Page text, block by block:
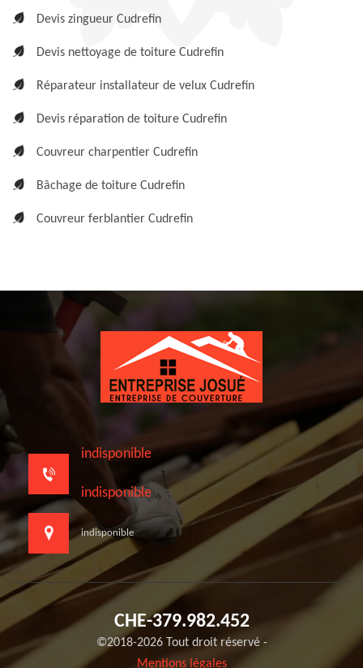
Devis zingueur Cudrefin
Devis nettoyage de toiture Cudrefin
Réparateur installateur de velux Cudrefin
Devis réparation de toiture Cudrefin
Couvreur charpentier Cudrefin
Bâchage de toiture Cudrefin
Couvreur ferblantier Cudrefin
indisponible
indisponible
indisponible
CHE-379.982.452
©2018-2026 Tout droit réservé -
Mentions légales